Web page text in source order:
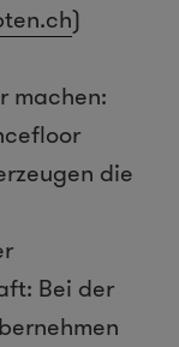
)
machen:
die
Bei der